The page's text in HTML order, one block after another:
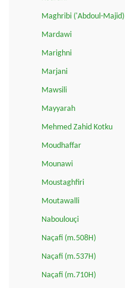
Maghribi ('Abdoul-Majid)
Mardawi
Marighni
Marjani
Mawsili
Mayyarah
Mehmed Zahid Kotku
Moudhaffar
Mounawi
Moustaghfiri
Moutawalli
Naboulouçi
Naçafi (m.508H)
Naçafi (m.537H)
Naçafi (m.710H)